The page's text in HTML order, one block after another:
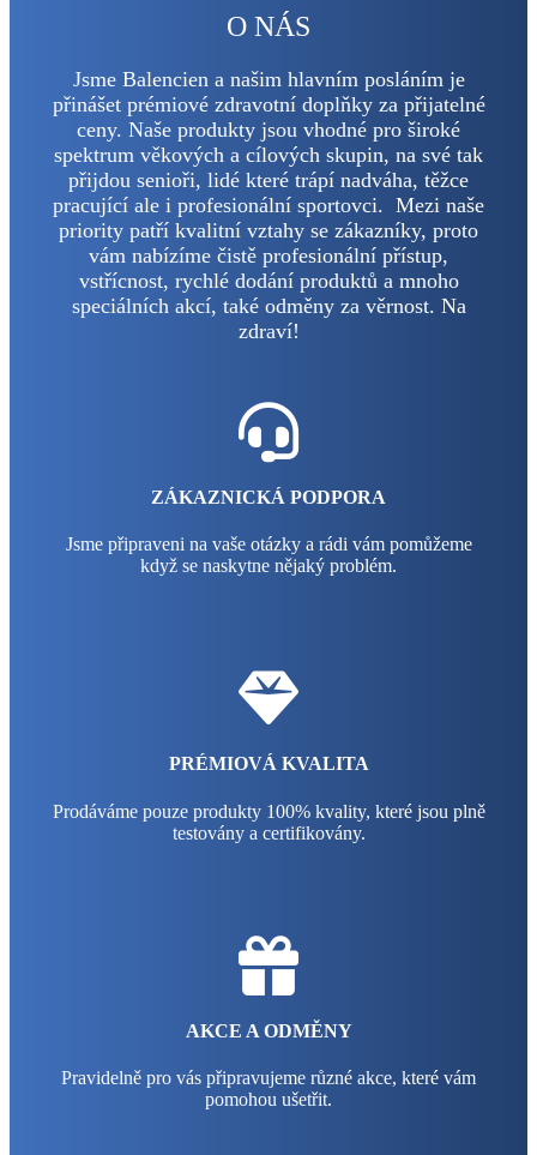
O NÁS
Jsme Balencien a našim hlavním posláním je
přinášet prémiové zdravotní doplňky za přijatelné
ceny. Naše produkty jsou vhodné pro široké
spektrum věkových a cílových skupin, na své tak
přijdou senioři, lidé které trápí nadváha, těžce
pracující ale i profesionální sportovci. Mezi naše
priority patří kvalitní vztahy se zákazníky, proto
vám nabízíme čistě profesionální přístup,
vstřícnost, rychlé dodání produktů a mnoho
speciálních akcí, také odměny za věrnost. Na
zdraví!
ZÁKAZNICKÁ PODPORA
Jsme připraveni na vaše otázky a rádi vám pomůžeme
když se naskytne nějaký problém.
PRÉMIOVÁ KVALITA
Prodáváme pouze produkty 100% kvality, které jsou plně
testovány a certifikovány.
AKCE A ODMĚNY
Pravidelně pro vás připravujeme různé akce, které vám
pomohou ušetřit.